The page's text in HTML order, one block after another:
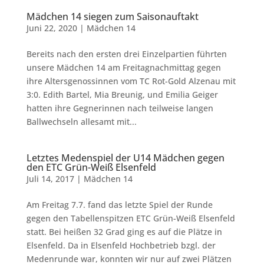
Mädchen 14 siegen zum Saisonauftakt
Juni 22, 2020| Mädchen 14
Bereits nach den ersten drei Einzelpartien führten
unsere Mädchen 14 am Freitagnachmittag gegen
ihre Altersgenossinnen vom TC Rot-Gold Alzenau mit
3:0. Edith Bartel, Mia Breunig, und Emilia Geiger
hatten ihre Gegnerinnen nach teilweise langen
Ballwechseln allesamt mit...
Letztes Medenspiel der U14 Mädchen gegen
den ETC Grün-Weiß Elsenfeld
Juli 14, 2017| Mädchen 14
Am Freitag 7.7. fand das letzte Spiel der Runde
gegen den Tabellenspitzen ETC Grün-Weiß Elsenfeld
statt. Bei heißen 32 Grad ging es auf die Plätze in
Elsenfeld. Da in Elsenfeld Hochbetrieb bzgl. der
Medenrunde war, konnten wir nur auf zwei Plätzen